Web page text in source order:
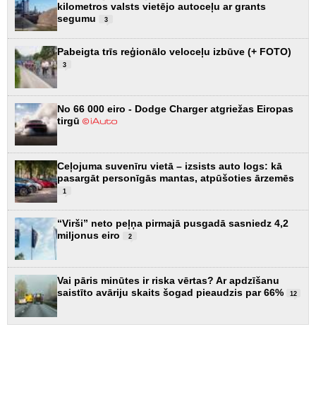
kilometros valsts vietējo autoceļu ar grants
segumu
3
Pabeigta trīs reģionālo veloceļu izbūve (+ FOTO)
3
No 66 000 eiro - Dodge Charger atgriežas Eiropas
tirgū
Ceļojuma suvenīru vietā – izsists auto logs: kā
pasargāt personīgās mantas, atpūšoties ārzemēs
1
“Virši” neto peļņa pirmajā pusgadā sasniedz 4,2
miljonus eiro
2
Vai pāris minūtes ir riska vērtas? Ar apdzīšanu
saistīto avāriju skaits šogad pieaudzis par 66%
12